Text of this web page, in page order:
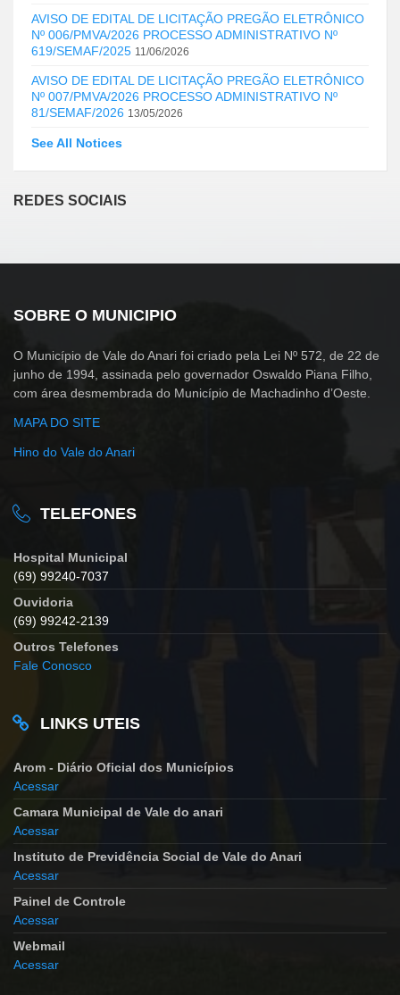
AVISO DE EDITAL DE LICITAÇÃO PREGÃO ELETRÔNICO
Nº 006/PMVA/2026 PROCESSO ADMINISTRATIVO Nº
619/SEMAF/2025 11/06/2026
AVISO DE EDITAL DE LICITAÇÃO PREGÃO ELETRÔNICO
Nº 007/PMVA/2026 PROCESSO ADMINISTRATIVO Nº
81/SEMAF/2026 13/05/2026
See All Notices
REDES SOCIAIS
SOBRE O MUNICIPIO
O Município de Vale do Anari foi criado pela Lei Nº 572, de 22 de
junho de 1994, assinada pelo governador Oswaldo Piana Filho,
com área desmembrada do Município de Machadinho d’Oeste.
MAPA DO SITE
Hino do Vale do Anari
TELEFONES
Hospital Municipal
(69) 99240-7037
Ouvidoria
(69) 99242-2139
Outros Telefones
Fale Conosco
LINKS UTEIS
Arom - Diário Oficial dos Municípios
Acessar
Camara Municipal de Vale do anari
Acessar
Instituto de Previdência Social de Vale do Anari
Acessar
Painel de Controle
Acessar
Webmail
Acessar